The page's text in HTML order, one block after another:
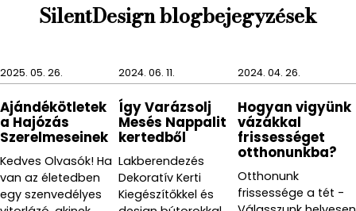
SilentDesign blogbejegyzések
2025. 05. 26.
Ajándékötletek
a Hajózás
Szerelmeseinek
Kedves Olvasók! Ha
van az életedben
egy szenvedélyes
2024. 06. 11.
Így Varázsolj
Mesés Nappalit
kertedből
Lakberendezés
Dekoratív Kerti
Kiegészítőkkel és
2024. 04. 26.
Hogyan vigyünk
vázákkal
frissességet
otthonunkba?
Otthonunk
frissessége a tét -